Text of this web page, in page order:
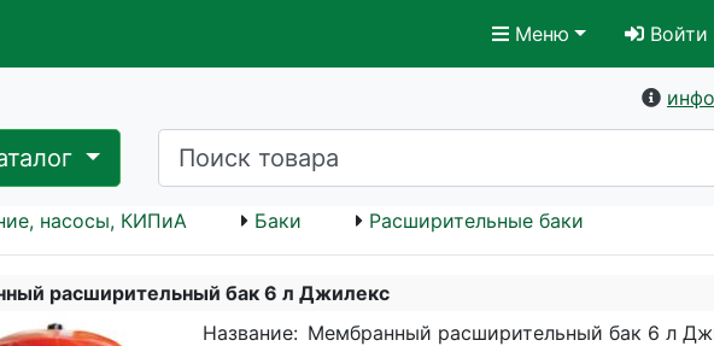
Меню Войти
насосы, КИПиА Баки Расширительные баки
расширительный бак 6 л Джилекс
Название: Мембранный расширительный бак 6 л